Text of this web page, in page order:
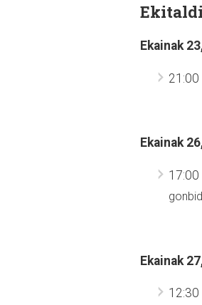
Ekainak
21:00
Ekainak
17:00
Ekainak
12:30